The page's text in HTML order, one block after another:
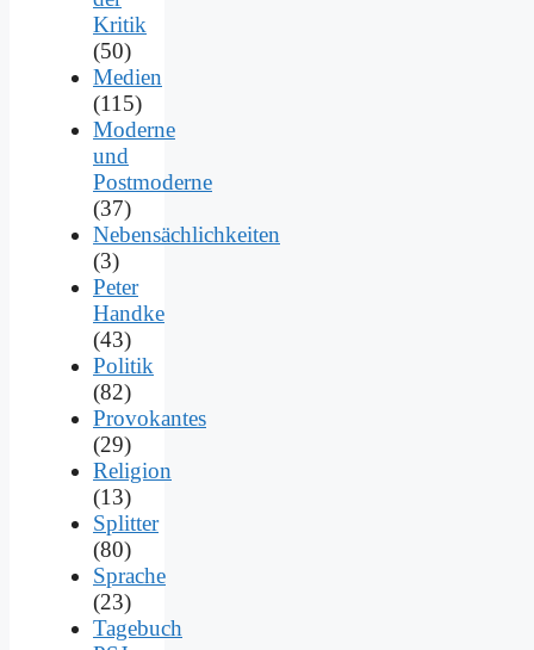
Kritik
(50)
Medien
(115)
Moderne
und
Postmoderne
(37)
Nebensächlichkeiten
(3)
Peter
Handke
(43)
Politik
(82)
Provokantes
(29)
Religion
(13)
Splitter
(80)
Sprache
(23)
Tagebuch